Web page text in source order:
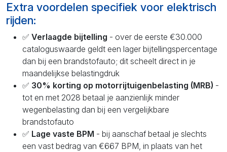
Extra voordelen specifiek voor elektrisch
rijden:
✅ Verlaagde bijtelling - over de eerste €30.000
cataloguswaarde geldt een lager bijtellingspercentage
dan bij een brandstofauto; dit scheelt direct in je
maandelijkse belastingdruk
✅ 30% korting op motorrijtuigenbelasting (MRB) -
tot en met 2028 betaal je aanzienlijk minder
wegenbelasting dan bij een vergelijkbare
brandstofauto
✅ Lage vaste BPM - bij aanschaf betaal je slechts
een vast bedrag van €667 BPM, in plaats van het